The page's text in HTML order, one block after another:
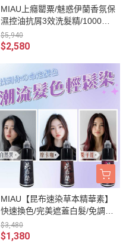
MIAU上癮罌粟/魅惑伊蘭香氛保
濕控油抗屑3效洗髮精/1000ml/
歡樂智多星/強力推薦防止頭皮
的油臭味及汗味/保持頭皮健康
$5,940
$2,580
MIAU【昆布速染草本精華素】
快速換色/完美遮蓋白髮/免調染
膏/修護和鎖色的無臭配方/台灣
生產〈無添加PPD/重金屬/甲
$3,480
$1,380